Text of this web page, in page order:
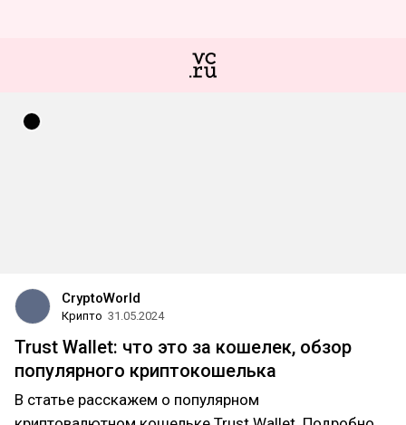
CryptoWorld
Крипто 31.05.2024
Trust Wallet: что это за кошелек, обзор
популярного криптокошелька
В статье расскажем о популярном